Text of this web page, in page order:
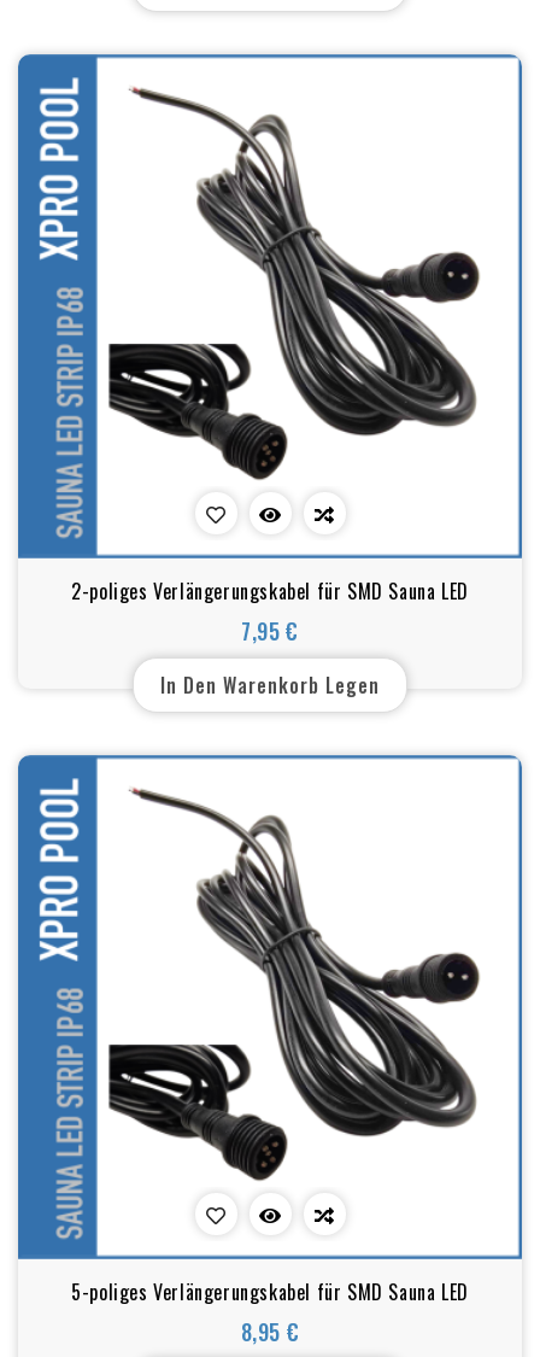
2-poliges Verlängerungskabel für SMD Sauna LED
7,95 €
Preis
In Den Warenkorb Legen
5-poliges Verlängerungskabel für SMD Sauna LED
8,95 €
Preis